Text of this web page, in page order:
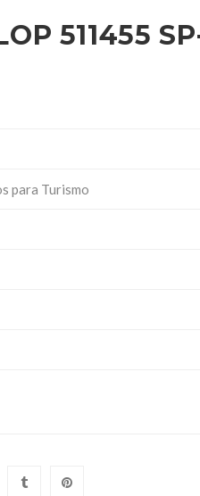
511455
para Turismo